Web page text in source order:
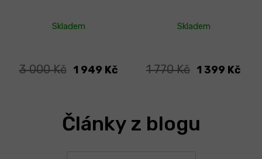
Skladem
3 000 Kč 1 949 Kč
Skladem
1 770 Kč 1 399 Kč
Články z blogu